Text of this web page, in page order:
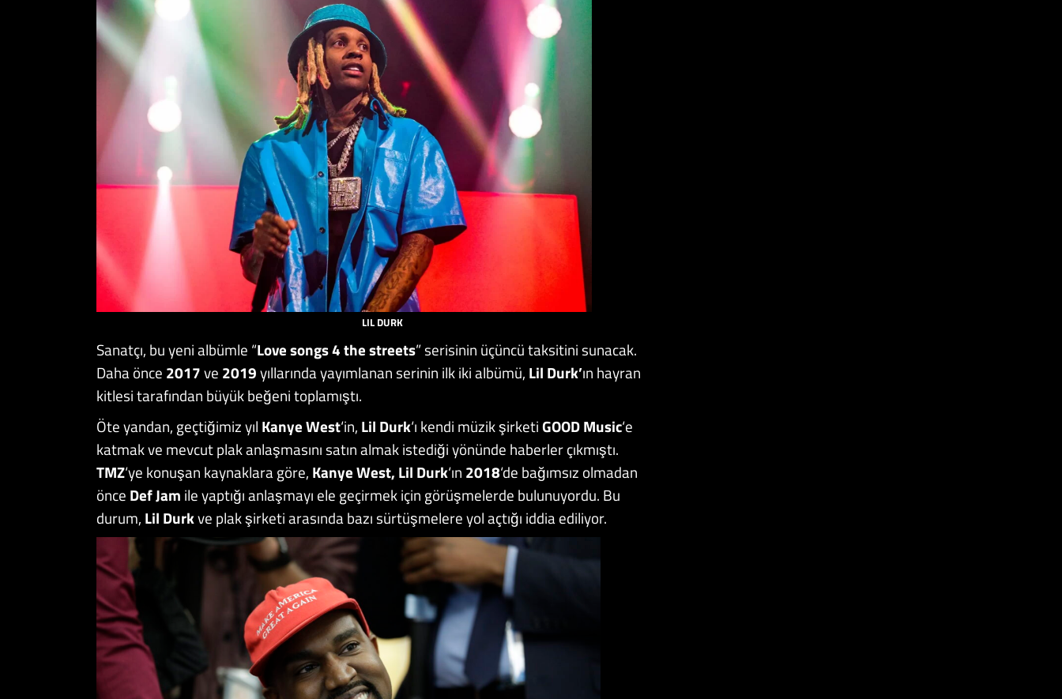
LIL DURK
Sanatçı, bu yeni albümle “Love songs 4 the streets” serisinin üçüncü taksitini sunacak.
Daha önce 2017ve 2019yıllarında yayımlanan serinin ilk iki albümü, Lil Durk’ın hayran
kitlesi tarafından büyük beğeni toplamıştı.
Öte yandan, geçtiğimiz yıl Kanye West‘in, Lil Durk‘ı kendi müzik şirketiGOOD Music‘e
katmak ve mevcut plak anlaşmasını satın almak istediği yönünde haberler çıkmıştı.
TMZ‘ye konuşan kaynaklara göre, Kanye West, Lil Durk‘ın 2018‘de bağımsız olmadan
önce Def Jam ile yaptığı anlaşmayı ele geçirmek için görüşmelerde bulunuyordu. Bu
durum, Lil Durkve plak şirketi arasında bazı sürtüşmelere yol açtığı iddia ediliyor.